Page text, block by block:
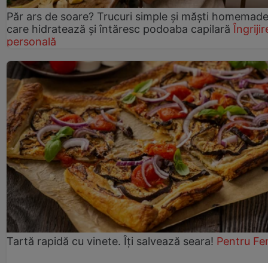
Păr ars de soare? Trucuri simple și măști homemade
care hidratează și întăresc podoaba capilară
personală
Tartă rapidă cu vinete. Îți salvează seara! Pentru